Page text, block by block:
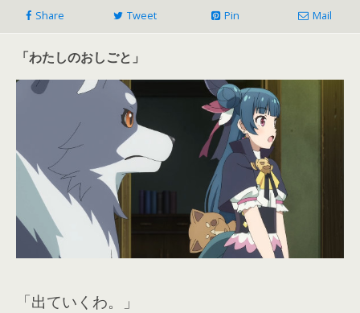
Share Tweet Pin Mail
「わたしのおしごと」
「出ていくわ。」